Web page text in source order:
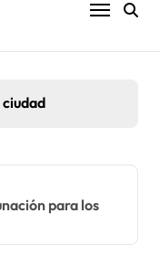
para los